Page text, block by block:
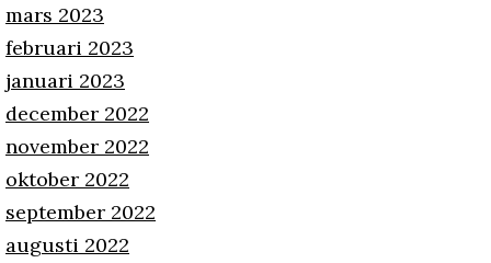
mars 2023
februari 2023
januari 2023
december 2022
november 2022
oktober 2022
september 2022
augusti 2022